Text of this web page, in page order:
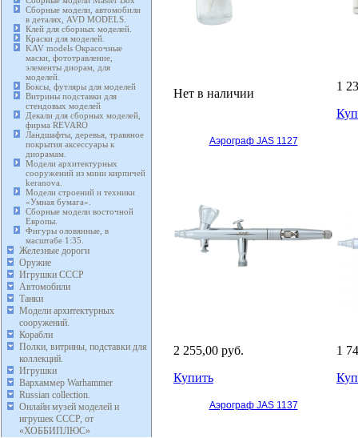
Сборные модели, автомобили
в деталях, AVD MODELS.
Клей для сборных моделей.
Краски для моделей.
KAV models Окрасочные
маски, фототравление,
элементы диорам, для
моделей.
Боксы, футляры для моделей
Витрины подставки для
стендовых моделей
Декали для сборных моделей,
фирма REVARO
Ландшафты, деревья, травяное
покрытия аксессуары к
диорамам.
Модели архитектурных
сооружений из мини кирпичей
keranova.
Модели строений и техники
«Умная бумага».
Сборные модели восточной
Европы.
Фигуры оловянные, в
масштабе 1:35.
Железные дороги
Оружие
Игрушки СССР
Автомобили
Танки
Модели архитектурных
сооружений.
Корабли
Полки, витрины, подставки для
коллекций.
Игрушки
Вархаммер Warhammer
Russian collection.
Онлайн музей моделей и
игрушек СССР, от
«ХОББИПЛЮС»
Нет в наличии
1
Аэрограф JAS 1127
2 255,00 руб.
Купить
1
Аэрограф JAS 1137